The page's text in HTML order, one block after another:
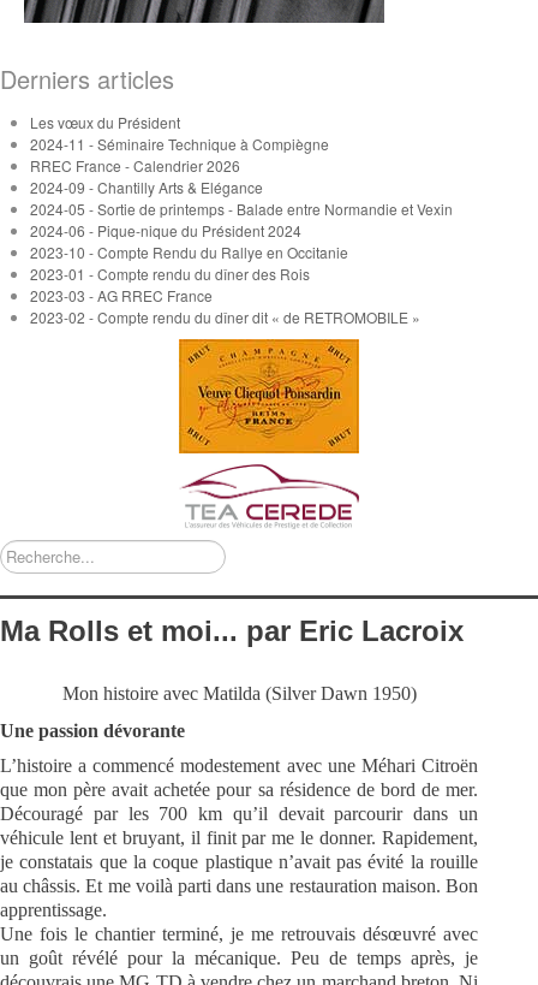
Derniers articles
Les vœux du Président
2024-11 - Séminaire Technique à Compiègne
RREC France - Calendrier 2026
2024-09 - Chantilly Arts & Elégance
2024-05 - Sortie de printemps - Balade entre Normandie et Vexin
2024-06 - Pique-nique du Président 2024
2023-10 - Compte Rendu du Rallye en Occitanie
2023-01 - Compte rendu du dîner des Rois
2023-03 - AG RREC France
2023-02 - Compte rendu du dîner dit « de RETROMOBILE »
Rechercher
Ma Rolls et moi... par Eric Lacroix
Mon histoire avec Matilda (Silver Dawn 1950)
Une passion dévorante
L’histoire a commencé modestement avec une Méhari Citroën
que mon père avait achetée pour sa résidence de bord de mer.
Découragé par les 700 km qu’il devait parcourir dans un
véhicule lent et bruyant, il finit par me le donner. Rapidement,
je constatais que la coque plastique n’avait pas évité la rouille
au châssis. Et me voilà parti dans une restauration maison. Bon
apprentissage.
Une fois le chantier terminé, je me retrouvais désœuvré avec
un goût révélé pour la mécanique. Peu de temps après, je